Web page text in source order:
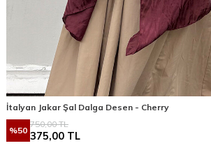
İtalyan Jakar Şal Dalga Desen - Cherry
%50
750,00TL
375,00 TL